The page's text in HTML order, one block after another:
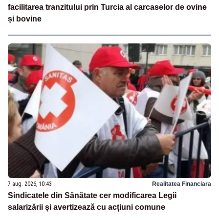
facilitarea tranzitului prin Turcia al carcaselor de ovine
și bovine
7 aug. 2026, 10:43 Realitatea Financiara
Sindicatele din Sănătate cer modificarea Legii
salarizării și avertizează cu acțiuni comune